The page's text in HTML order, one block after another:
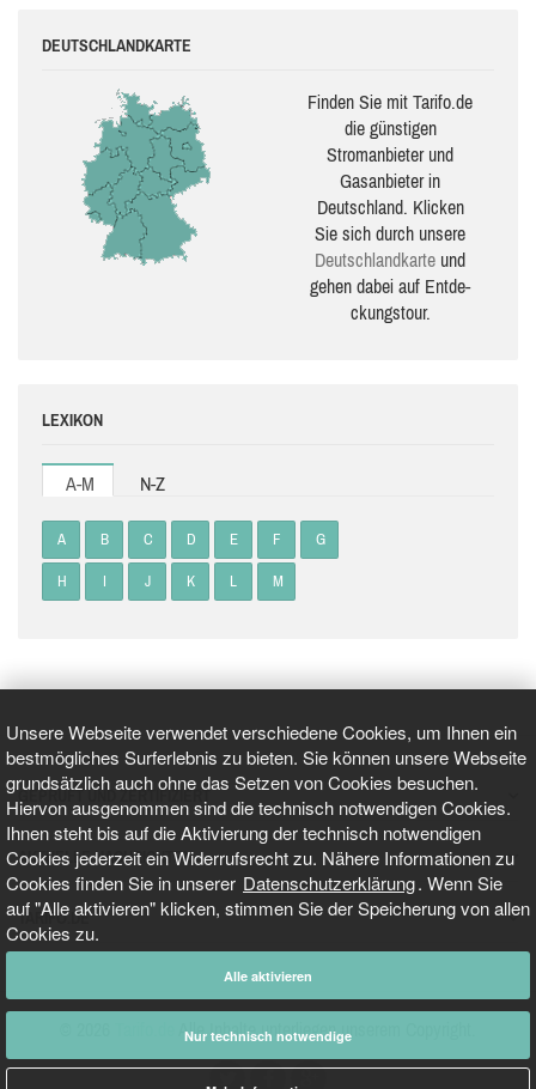
Unsere Webseite verwendet verschiedene Cookies, um Ihnen ein
bestmögliches Surferlebnis zu bieten. Sie können unsere Webseite
grundsätzlich auch ohne das Setzen von Cookies besuchen.
Hiervon ausgenommen sind die technisch notwendigen Cookies.
Ihnen steht bis auf die Aktivierung der technisch notwendigen
Cookies jederzeit ein Widerrufsrecht zu. Nähere Informationen zu
Cookies finden Sie in unserer Datenschutzerklärung. Wenn Sie
auf "Alle aktivieren" klicken, stimmen Sie der Speicherung von allen
Cookies zu.
Alle aktivieren
Nur technisch notwendige
DEUTSCHLANDKARTE
Finden Sie mit Tarifo.de
die güns­ti­gen
Stromanbieter und
Gasanbieter in
Deutschland. Klicken
Sie sich durch unsere
Deutsch­land­karte und
gehen dabei auf Ent­de­
ckungs­tour.
LEXIKON
A-M N-Z
A B C D E F G
H I J K L M
GEPRÜFT UND ZERTIFIZIERT
AKTUELLE NACHRICHTEN
TARIFO.DE
Alle Inhalte unterliegen unserem Copyright.